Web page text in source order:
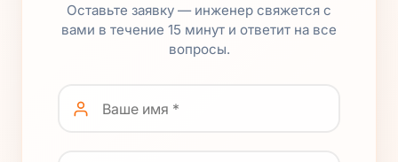
Оставьте заявку — инженер свяжется с
вами в течение 15 минут и ответит на все
вопросы.